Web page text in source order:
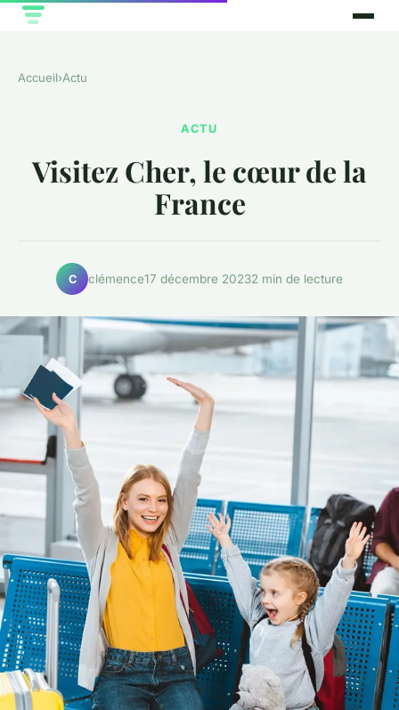
Accueil›Actu
ACTU
Visitez Cher, le cœur de la
France
C clémence17 décembre 20232 min de lecture